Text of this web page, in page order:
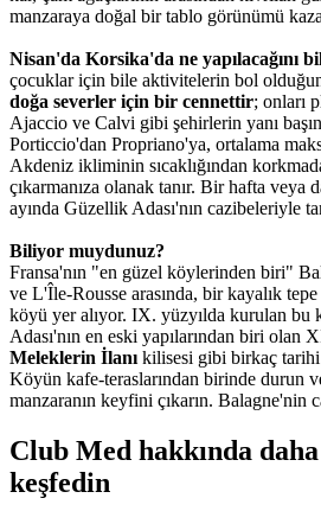
manzaraya doğal bir tablo görünümü
Nisan'da Korsika'da ne yapılacağını
çocuklar için bile aktivitelerin bol
doğa severler için bir cennettir; onları
Ajaccio ve Calvi gibi şehirlerin yanı
Porticcio'dan Propriano'ya, ortalama
Akdeniz ikliminin sıcaklığından
çıkarmanıza olanak tanır. Bir hafta veya
ayında Güzellik Adası'nın cazibeleriyle
Biliyor muydunuz?
Fransa'nın "en güzel köylerinden biri"
ve L'Île-Rousse arasında, bir kayalık
köyü yer alıyor. IX. yüzyılda kurulan bu
Adası'nın en eski yapılarından biri olan
Meleklerin İlanı kilisesi gibi birkaç tarihi
Köyün kafe-teraslarından birinde durun
manzaranın keyfini çıkarın. Balagne'nin
Club Med hakkında daha
keşfedin